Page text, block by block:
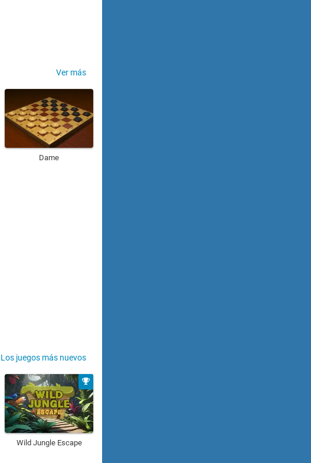
Ver más
Dame
Los juegos más nuevos
Wild Jungle Escape